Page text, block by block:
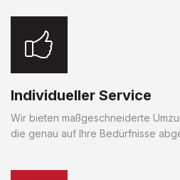
Individueller Service
Wir bieten maßgeschneiderte
die genau auf Ihre Bedürfnisse